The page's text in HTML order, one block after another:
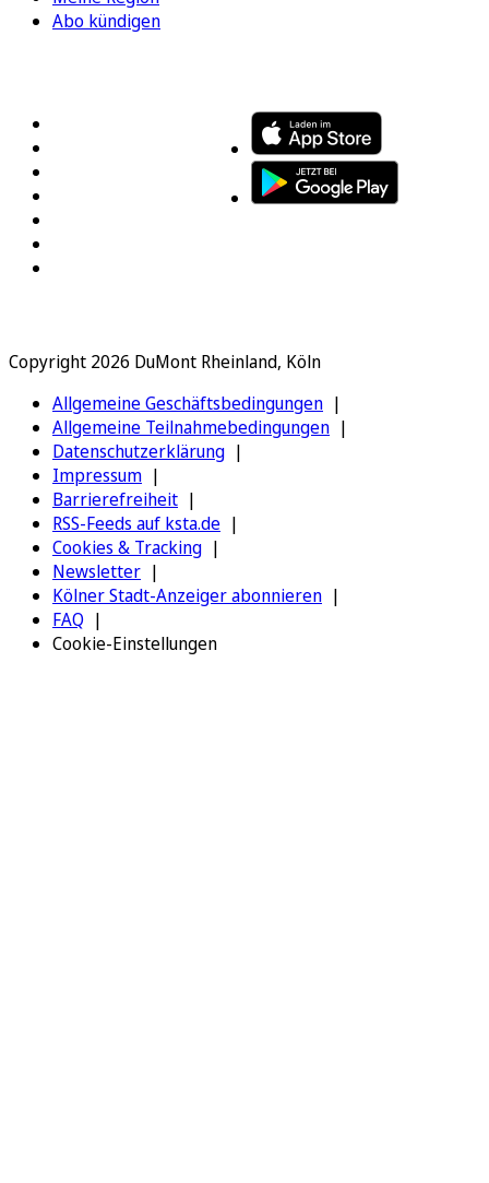
Abo kündigen
Copyright 2026 DuMont Rheinland, Köln
Allgemeine Geschäftsbedingungen
Allgemeine Teilnahmebedingungen
Datenschutzerklärung
Impressum
Barrierefreiheit
RSS-Feeds auf ksta.de
Cookies & Tracking
Newsletter
Kölner Stadt-Anzeiger abonnieren
FAQ
Cookie-Einstellungen